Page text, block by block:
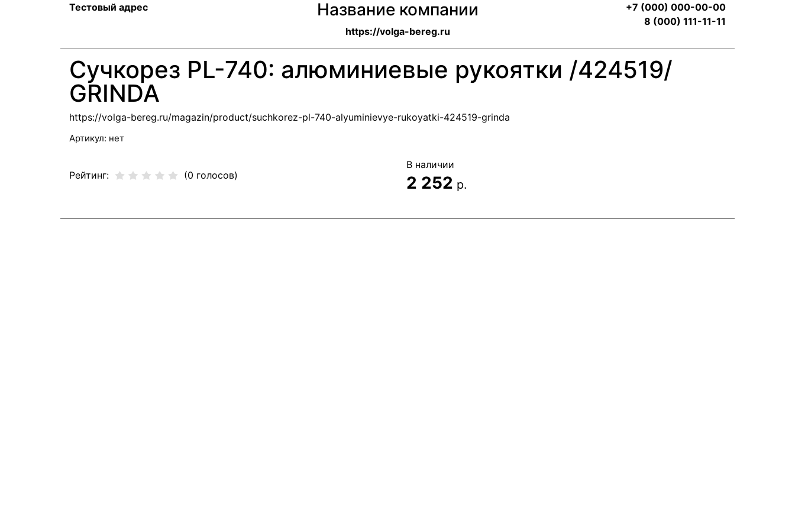
Тестовый адрес Название компании
https://volga-bereg.ru
+7 (000) 000-00-00
8 (000) 111-11-11
Сучкорез PL-740: алюминиевые рукоятки /424519/
GRINDA
https://volga-bereg.ru/magazin/product/suchkorez-pl-740-alyuminievye-rukoyatki-424519-grinda
Артикул: нет
Рейтинг: (0 голосов)
В наличии
2 252 р.